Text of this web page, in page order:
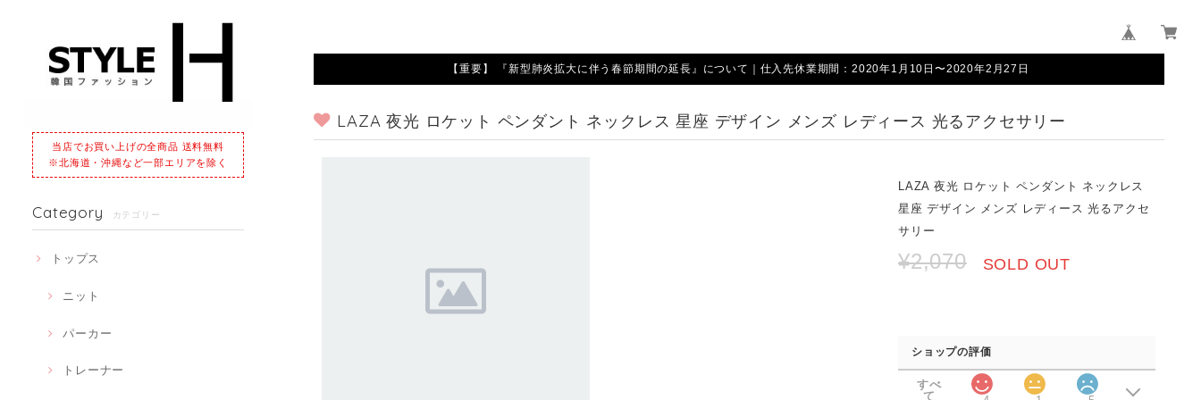
当店でお買い上げの全商品 送料無料
※北海道・沖縄など一部エリアを除く
Category カテゴリー
トップス
ニット
パーカー
トレーナー
【重要】 『新型肺炎拡大に伴う春節期間の延長』について｜仕入先休業期間：2020年1月10日〜2020年2月27日
LAZA 夜光 ロケット ペンダント ネックレス 星座 デザイン メンズ レディース 光るアクセサリー
LAZA 夜光 ロケット ペンダント ネックレス
星座 デザイン メンズ レディース 光るアクセ
サリー
¥2,070 SOLD OUT
ショップの評価
すべ
て